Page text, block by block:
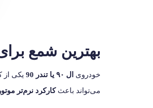
بهترین شمع برای ال ۹۰ (تندر 90) +
خودروی ال ۹۰ یا تندر 90 یکی از
می‌تواند باعثکارکرد نرم‌تر